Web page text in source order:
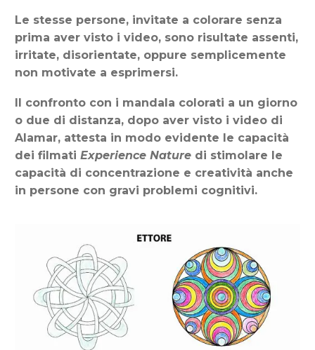
Le stesse persone, invitate a colorare senza
prima aver visto i video, sono risultate assenti,
irritate, disorientate, oppure semplicemente
non motivate a esprimersi.
Il confronto con i mandala colorati a un giorno
o due di distanza, dopo aver visto i video di
Alamar, attesta in modo evidente le capacità
dei filmati Experience Nature di stimolare le
capacità di concentrazione e creatività anche
in persone con gravi problemi cognitivi.